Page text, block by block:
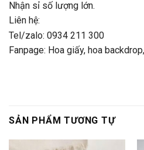
Nhận sỉ số lượng lớn.
Liên hệ:
Tel/zalo: 0934 211 300
Fanpage: Hoa giấy, hoa
SẢN PHẨM TƯƠNG TỰ